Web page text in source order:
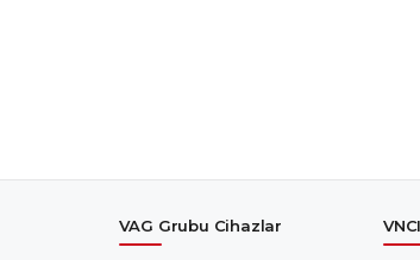
VAG Grubu Cihazlar